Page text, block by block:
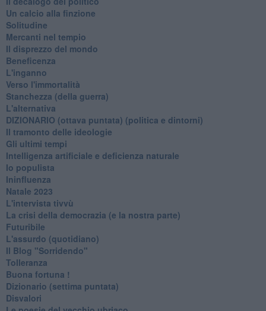
Un calcio alla finzione
Solitudine
Mercanti nel tempio
Il disprezzo del mondo
Beneficenza
L'inganno
Verso l'immortalità
Stanchezza (della guerra)
L'alternativa
​DIZIONARIO (ottava puntata) (politica e dintorni)
Il tramonto delle ideologie
Gli ultimi tempi
Intelligenza artificiale e deficienza naturale
Io populista
Ininfluenza
Natale 2023
L'intervista tivvù
La crisi della democrazia (e la nostra parte)
Futuribile
L'assurdo (quotidiano)
Il Blog "Sorridendo"
Tolleranza
Buona fortuna !
​Dizionario (settima puntata)
Disvalori